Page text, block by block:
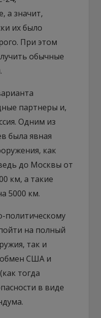
а значит,
их было
При этом
обычные
партнеры и,
Одним из
была явная
как
до Москвы от
км, а такие
5000 км.
политическому
на полный
так и
обмен США и
тогда
в виде